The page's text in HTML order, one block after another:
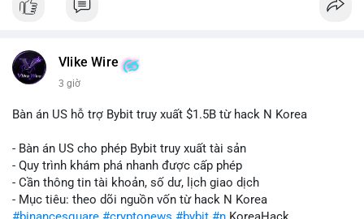
Vlike Wire
3 giờ
Bàn án US hỗ trợ Bybit truy xuất $1.5B từ hack N Korea
- Bàn án US cho phép Bybit truy xuất tài sản
- Quy trình khám phá nhanh được cấp phép
- Cần thông tin tài khoản, số dư, lịch giao dịch
- Mục tiêu: theo dõi nguồn vốn từ hack N Korea